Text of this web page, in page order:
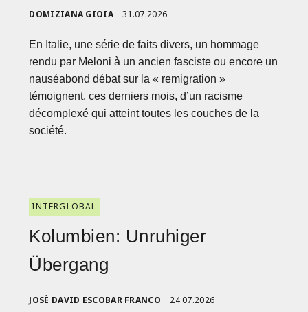
DOMIZIANA GIOIA 31.07.2026
En Italie, une série de faits divers, un hommage
rendu par Meloni à un ancien fasciste ou encore un
nauséabond débat sur la « remigration »
témoignent, ces derniers mois, d’un racisme
décomplexé qui atteint toutes les couches de la
société.
INTERGLOBAL
Kolumbien: Unruhiger
Übergang
JOSÉ DAVID ESCOBAR FRANCO 24.07.2026